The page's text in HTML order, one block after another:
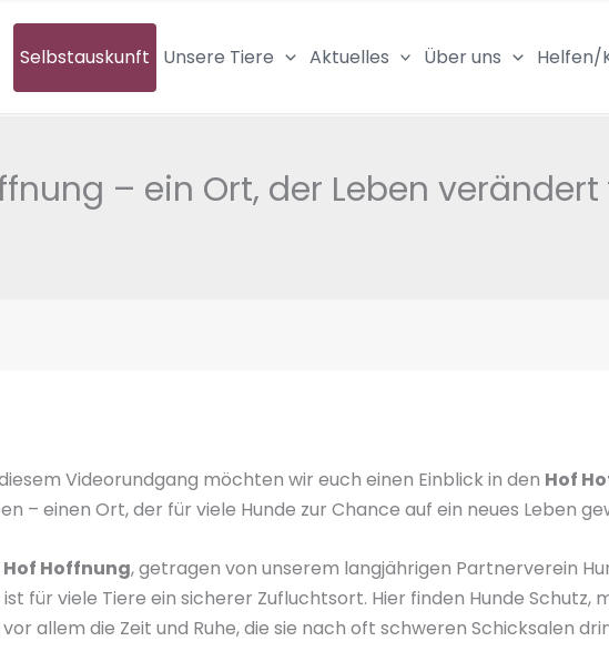
Selbstauskunft Unsere Tiere Aktuelles Über uns Helfen/
– ein Ort, der Leben verändert
Videorundgang möchten wir euch einen Einblick in den Hof
– einen Ort, der für viele Hunde zur Chance auf ein neues Leben
Hof Hoffnung, getragen von unserem langjährigen Partnerverein
ist für viele Tiere ein sicherer Zufluchtsort. Hier finden Hunde Schutz,
allem die Zeit und Ruhe, die sie nach oft schweren Schicksalen